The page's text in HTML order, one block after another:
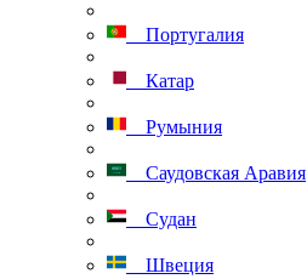
Португалия
Катар
Румыния
Саудовская Аравия
Судан
Швеция